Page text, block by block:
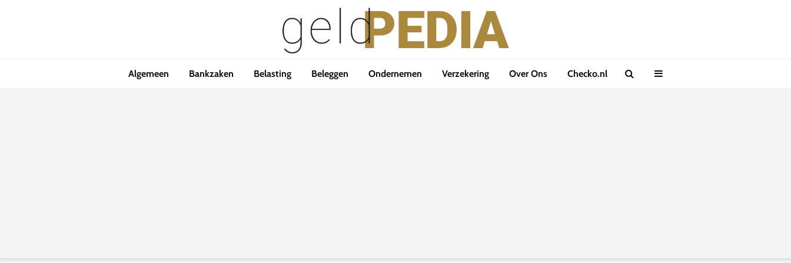
Algemeen Bankzaken Belasting Beleggen Ondernemen Verzekering Over Ons Checko.nl